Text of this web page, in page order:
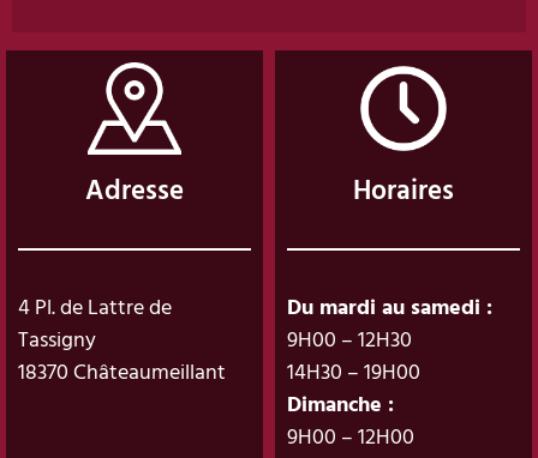
Adresse
4 Pl. de Lattre de
Tassigny
18370 Châteaumeillant
Horaires
Du mardi au samedi :
9H00 – 12H30
14H30 – 19H00
Dimanche :
9H00 – 12H00